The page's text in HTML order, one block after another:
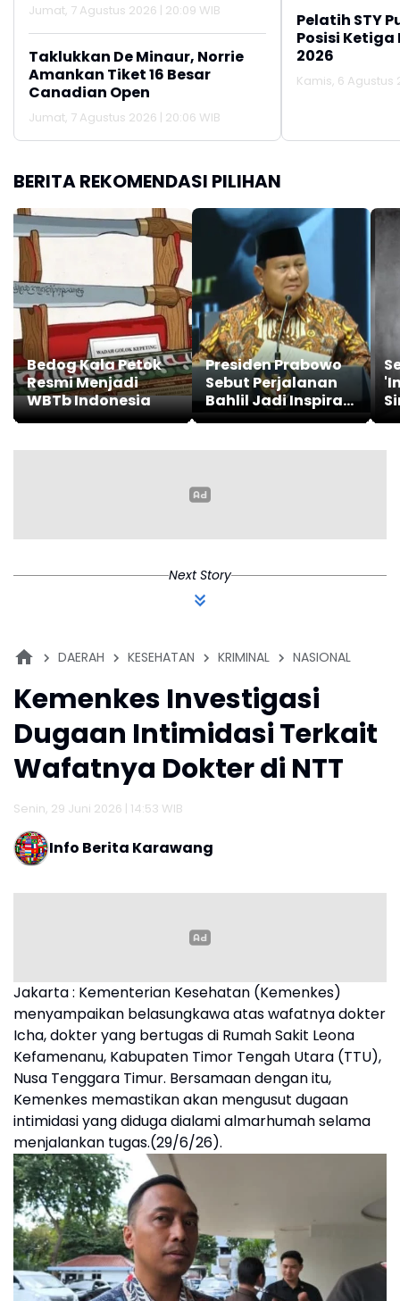
Jumat, 7 Agustus 2026 | 20:09 WIB
Taklukkan De Minaur, Norrie
Amankan Tiket 16 Besar
Canadian Open
Jumat, 7 Agustus 2026 | 20:06 WIB
Pelatih STY
Posisi Ketiga
2026
Kamis, 6 Agustus
BERITA REKOMENDASI PILIHAN
Bedog Kala Petok
Resmi Menjadi
WBTb Indonesia
Presiden Prabowo
Sebut Perjalanan
Bahlil Jadi Inspirasi
Next Story
DAERAH KESEHATAN KRIMINAL NASIONAL
Kemenkes Investigasi
Dugaan Intimidasi Terkait
Wafatnya Dokter di NTT
Senin, 29 Juni 2026 | 14:53 WIB
Info Berita Karawang
Jakarta : Kementerian Kesehatan (Kemenkes)
menyampaikan belasungkawa atas wafatnya dokter
Icha, dokter yang bertugas di Rumah Sakit Leona
Kefamenanu, Kabupaten Timor Tengah Utara (TTU),
Nusa Tenggara Timur. Bersamaan dengan itu,
Kemenkes memastikan akan mengusut dugaan
intimidasi yang diduga dialami almarhumah selama
menjalankan tugas.(29/6/26).